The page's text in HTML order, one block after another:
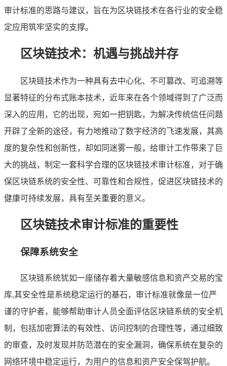
审计标准的思路与建议，旨在为区块链技术在各行业的安全稳
定应用筑牢坚实的支撑。
区块链技术：机遇与挑战并存
区块链技术作为一种具有去中心化、不可篡改、可追溯等
显著特征的分布式账本技术，近年来在各个领域得到了广泛而
深入的应用，它的出现，宛如一把钥匙，为解决传统信任问题
开辟了全新的途径，有力地推动了数字经济的飞速发展，其高
度的复杂性和创新性，却如同迷雾一般，给审计工作带来了巨
大的挑战，制定一套科学合理的区块链技术审计标准，对于确
保区块链系统的安全性、可靠性和合规性，促进区块链技术的
健康可持续发展，具有至关重要的意义。
区块链技术审计标准的重要性
保障系统安全
区块链系统犹如一座储存着大量敏感信息和资产交易的宝
库,其安全性是系统稳定运行的基石，审计标准就像是一位严
谨的守护者，能够帮助审计人员全面评估区块链系统的安全机
制，包括加密算法的有效性、访问控制的合理性等，通过细致
的审查，及时发现并防范潜在的安全漏洞，确保系统在复杂的
网络环境中稳定运行，为用户的信息和资产安全保驾护航。